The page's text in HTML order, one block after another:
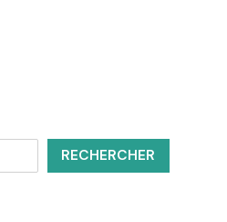
RECHERCHER